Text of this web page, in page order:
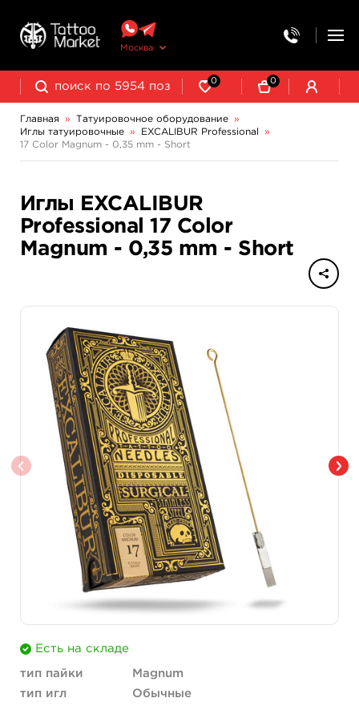
Москва
0 0
Главная » Татуировочное оборудование
»
Иглы татуировочные
» EXCALIBUR Professional
»
17 Color Magnum - 0,35 mm - Short
Иглы EXCALIBUR
Professional 17 Color
Magnum - 0,35 mm - Short
Есть на складе
тип пайки
Magnum
тип игл
Обычные